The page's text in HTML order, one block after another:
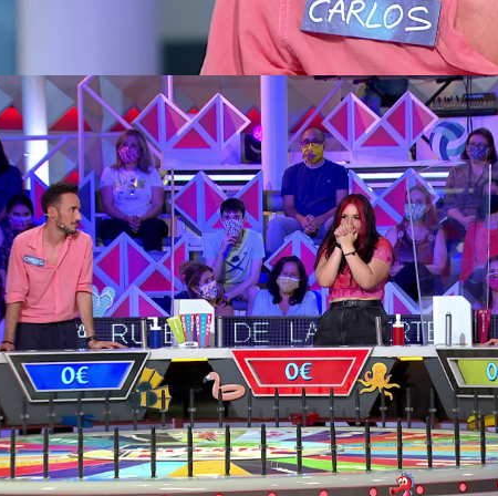
Un ‘Supercomodín’ y una ‘Ayuda final’ de
facilitado llegar hasta aquí.
El panel que le ha tocado ha sido muy
accidentes geográficos que podemos
Él los ha sabido ver bien de primeras, aunque
palabra le han fallado un poco los nervios y
de suspense.
¿Habrá logrado conseguir el ansiado coche?
encontrarás la respuesta!